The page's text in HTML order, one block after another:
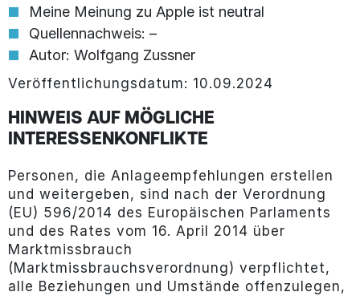
Meine Meinung zu Apple ist neutral
Quellennachweis: –
Autor: Wolfgang Zussner
Veröffentlichungsdatum: 10.09.2024
HINWEIS AUF MÖGLICHE
INTERESSENKONFLIKTE
Personen, die Anlageempfehlungen erstellen
und weitergeben, sind nach der Verordnung
(EU) 596/2014 des Europäischen Parlaments
und des Rates vom 16. April 2014 über
Marktmissbrauch
(Marktmissbrauchsverordnung) verpflichtet,
alle Beziehungen und Umstände offenzulegen,